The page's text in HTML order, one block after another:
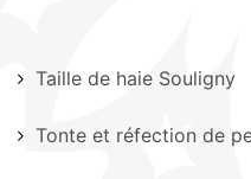
Taille de haie Souligny
Tonte et réfection de